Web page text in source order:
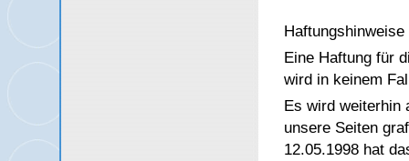
Haftungshinweise
Eine Haftung für
wird in keinem
Es wird weiterhin
unsere Seiten
12.05.1998 hat